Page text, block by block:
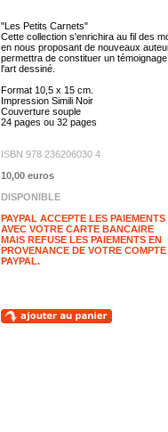
"Les Petits Carnets"
Cette collection s'enrichira au fil des
en nous proposant de nouveaux
permettra de constituer un
l'art dessiné.
Format 10,5 x 15 cm.
Impression Simili Noir
Couverture souple
24 pages ou 32 pages
ISBN 978 236206030 4
10,00 euros
DISPONIBLE
PAYPAL ACCEPTE LES PAIEMENTS
AVEC VOTRE CARTE BANCAIRE
MAIS REFUSE LES PAIEMENTS EN
PROVENANCE DE VOTRE COMPTE
PAYPAL.